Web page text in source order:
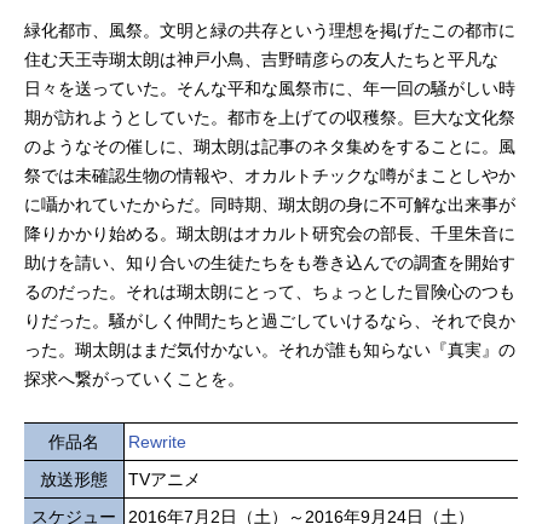
緑化都市、風祭。文明と緑の共存という理想を掲げたこの都市に
住む天王寺瑚太朗は神戸小鳥、吉野晴彦らの友人たちと平凡な
日々を送っていた。そんな平和な風祭市に、年一回の騒がしい時
期が訪れようとしていた。都市を上げての収穫祭。巨大な文化祭
のようなその催しに、瑚太朗は記事のネタ集めをすることに。風
祭では未確認生物の情報や、オカルトチックな噂がまことしやか
に囁かれていたからだ。同時期、瑚太朗の身に不可解な出来事が
降りかかり始める。瑚太朗はオカルト研究会の部長、千里朱音に
助けを請い、知り合いの生徒たちをも巻き込んでの調査を開始す
るのだった。それは瑚太朗にとって、ちょっとした冒険心のつも
りだった。騒がしく仲間たちと過ごしていけるなら、それで良か
った。瑚太朗はまだ気付かない。それが誰も知らない『真実』の
探求へ繋がっていくことを。
作品名
Rewrite
放送形態
TVアニメ
スケジュー
2016年7月2日（土）～2016年9月24日（土）